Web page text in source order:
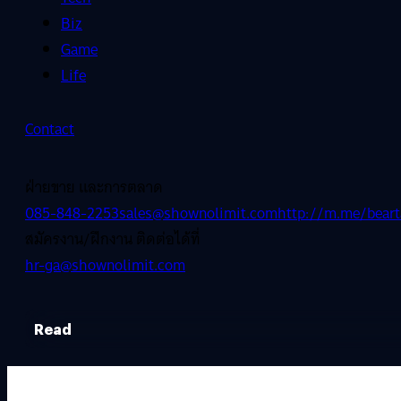
Biz
Game
Life
Contact
ฝ่ายขาย และการตลาด
085-848-2253sales@shownolimit.comhttp://m.me/
สมัครงาน/ฝึกงาน ติดต่อได้ที่
hr-ga@shownolimit.com
Read